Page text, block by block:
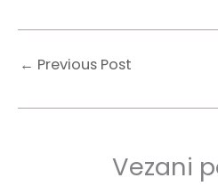
← Previous Post
Vezani